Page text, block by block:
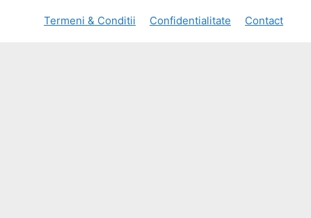
Termeni & Conditii Confidentialitate Contact